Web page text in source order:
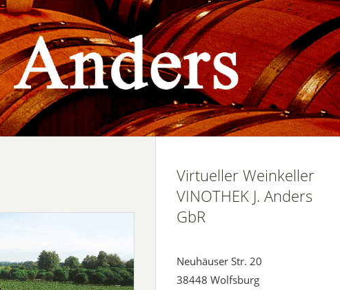
Virtueller Weinkeller
VINOTHEK J. Anders
GbR
Neuhäuser Str. 20
38448 Wolfsburg